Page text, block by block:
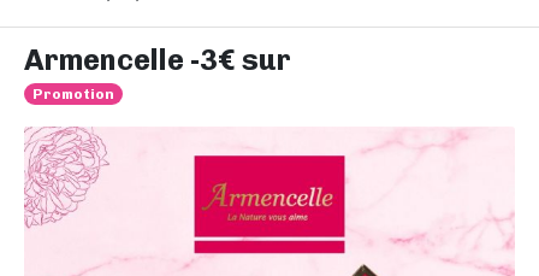
Armencelle -3€ sur
Promotion